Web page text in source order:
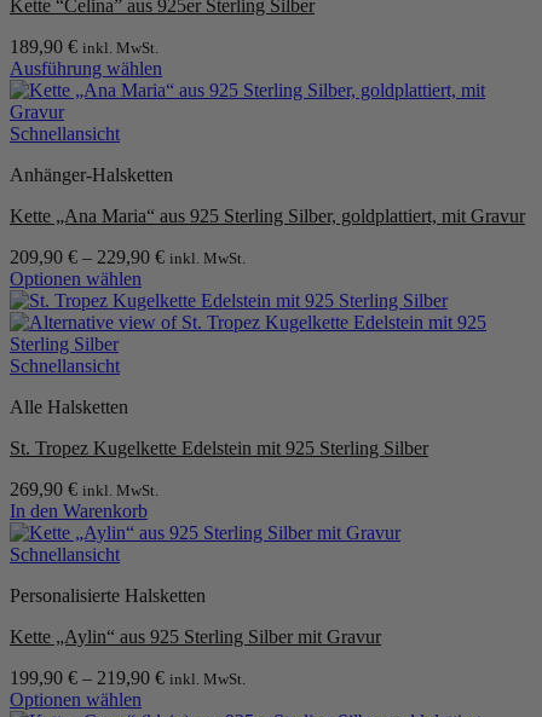
der
Produktseite
gewählt
werden
Kette “Celina” aus 925er Sterling Silber
189,90 € inkl. MwSt.
Ausführung wählen
Dieses
Produkt
weist
Varianten
Die
können
auf
der
Produktseite
gewählt
werden
Schnellansicht
Anhänger-Halsketten
Kette „Ana Maria“ aus 925 Sterling Silber, goldplattiert, mit Gravur
209,90 € – 229,90 € inkl. MwSt.
Optionen wählen
Dieses
Produkt
weist
mehrere
auf.
Optionen
auf
der
Produktseite
gewählt
Schnellansicht
Alle Halsketten
St. Tropez Kugelkette Edelstein mit 925 Sterling Silber
269,90 € inkl. MwSt.
In den Warenkorb
Schnellansicht
Personalisierte Halsketten
Kette „Aylin“ aus 925 Sterling Silber mit Gravur
199,90 € – 219,90 € inkl. MwSt.
Optionen wählen